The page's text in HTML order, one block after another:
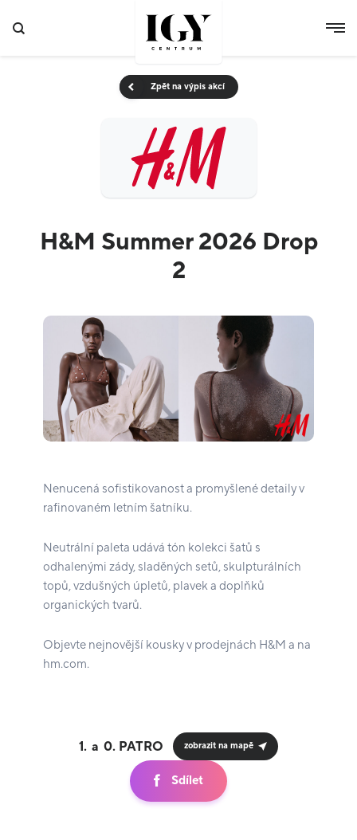
Zpět na výpis akcí
H&M Summer 2026 Drop
2
Nenucená sofistikovanost a promyšlené detaily v
rafinovaném letním šatníku.
Neutrální paleta udává tón kolekci šatů s
odhalenými zády, sladěných setů, skulpturálních
topů, vzdušných úpletů, plavek a doplňků
organických tvarů.
Objevte nejnovější kousky v prodejnách H&M a na
hm.com.
1. 0. zobrazit na mapě
Sdílet